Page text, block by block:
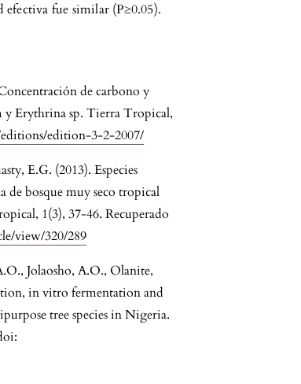
efectiva fue similar (P≥0.05).
de carbono y
y Erythrina sp. Tierra Tropical,
edition-3-2-2007/
E.G. (2013). Especies
de bosque muy seco tropical
1(3), 37-46. Recuperado
view/320/289
Jolaosho, A.O., Olanite,
in vitro fermentation and
tree species in Nigeria.